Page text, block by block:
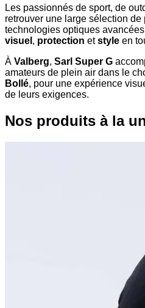
Les passionnés de sport, de
retrouver une large sélection
technologies optiques
visuel , protection etstyle en
À Valberg, Sarl Super G
amateurs de plein air dans le
Bollé, pour une expérience
de leurs exigences.
Nos produits à la